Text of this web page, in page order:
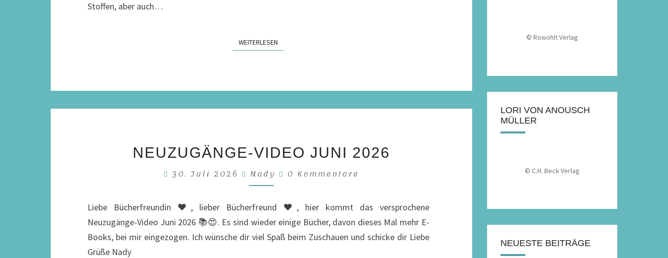
/
REZENSION
Stoffen, aber auch…
WEITERLESEN
VIDEO
JUNI
2026
NEUZUGÄNGE-VIDEO JUNI 2026
30. Juli 2026 Nady Kommentare
0 Kommentare
Liebe Bücherfreundin ♥, lieber Bücherfreund ♥, hier kommt das versprochene
Neuzugänge-Video Juni 2026 📚😍. Es sind wieder einige Bücher, davon dieses Mal mehr E-
Books, bei mir eingezogen. Ich wünsche dir viel Spaß beim Zuschauen und schicke dir Liebe
Grüße Nady
© Rowohlt Verlag
LORI VON ANOUSCH
MÜLLER
© C.H. Beck Verlag
NEUESTE BEITRÄGE